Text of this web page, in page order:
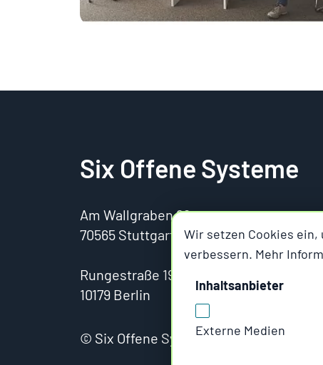
Six Offene Systeme
Am Wallgraben 99
70565 Stuttgart
Rungestraße 19
10179 Berlin
© Six Offene Systeme GmbH 1991-2026
Wir setzen Cookies
verbessern. Mehr
Inhaltsanbieter
Externe Medien